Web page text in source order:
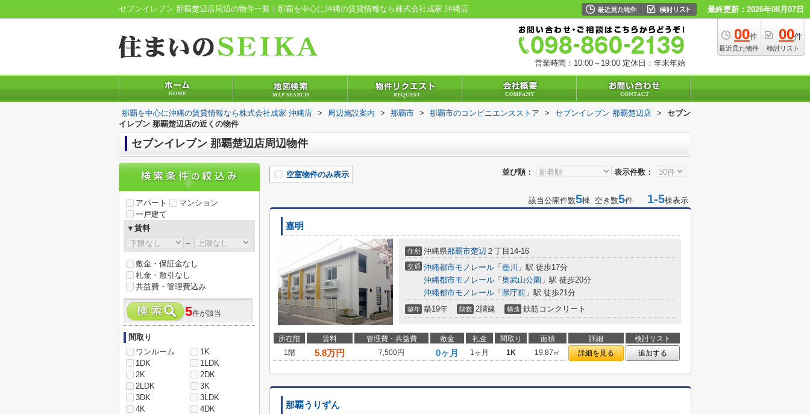
セブンイレブン 那覇楚辺店周辺の物件一覧｜那覇を中心に沖縄の賃貸情報なら株式会社成家 沖縄店 最終更新：2026年08月07日
00件
最近見た物件
00件
検討リスト
営業時間：10:00～19:00 定休日：年末年始
那覇を中心に沖縄の賃貸情報なら株式会社成家 沖縄店 > 周辺施設案内 > 那覇市 > 那覇市のコンビニエンスストア > セブンイレブン 那覇楚辺店 >
セブン
イレブン 那覇楚辺店の近くの物件
セブンイレブン 那覇楚辺店周辺物件
並び順： 表示件数：
空室物件のみ表示
該当公開件数5棟 空き数5件 1-5棟表示
嘉明
住所 沖縄県那覇市楚辺 ２丁目14-16
交通 沖縄都市モノレール 「 壺川 」駅 徒歩17分
沖縄都市モノレール 「 奥武山公園 」駅 徒歩20分
沖縄都市モノレール 「 県庁前 」駅 徒歩21分
築年 築19年 階数 2階建 構造 鉄筋コンクリート
所在階 賃料 管理費・共益費 敷金 礼金 間取り 面積 詳細
検討リスト
1階
5.8万円 7,500円 0ヶ月 1ヶ月 1K 19.87㎡ 詳細を見る 追加する
那覇うりずん
アパート
マンション
一戸建て
▼賃料
～
敷金・保証金なし
礼金・敷引なし
共益費・管理費込み
5件が該当
間取り
ワンルーム
1K
1DK
1LDK
2K
2DK
2LDK
3K
3DK
3LDK
4K
4DK